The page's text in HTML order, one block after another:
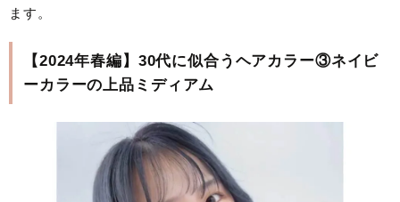
ます。
【2024年春編】30代に似合うヘアカラー③ネイビ
ーカラーの上品ミディアム